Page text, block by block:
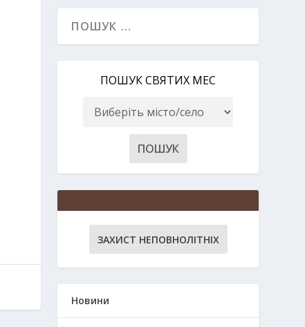
ПОШУК СВЯТИХ МЕС
ЗАХИСТ НЕПОВНОЛІТНІХ
Новини